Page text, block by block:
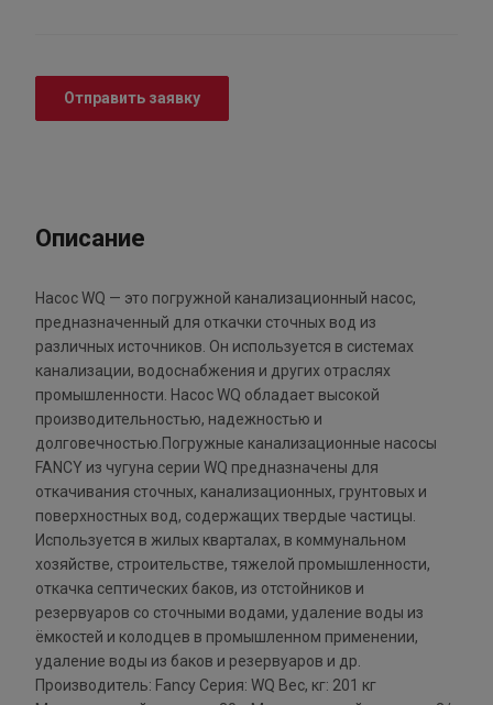
Отправить заявку
Описание
Насос WQ — это погружной канализационный насос,
предназначенный для откачки сточных вод из
различных источников. Он используется в системах
канализации, водоснабжения и других отраслях
промышленности. Насос WQ обладает высокой
производительностью, надежностью и
долговечностью.Погружные канализационные насосы
FANCY из чугуна серии WQ предназначены для
откачивания сточных, канализационных, грунтовых и
поверхностных вод, содержащих твердые частицы.
Используется в жилых кварталах, в коммунальном
хозяйстве, строительстве, тяжелой промышленности,
откачка септических баков, из отстойников и
резервуаров со сточными водами, удаление воды из
ёмкостей и колодцев в промышленном применении,
удаление воды из баков и резервуаров и др.
Производитель: Fancy Серия: WQ Вес, кг: 201 кг